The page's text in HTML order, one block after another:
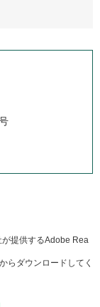
提供するAdobe Rea
らダウンロードしてく